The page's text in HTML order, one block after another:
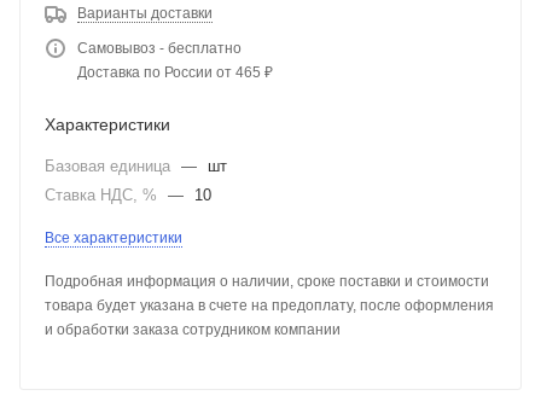
Варианты доставки
Самовывоз - бесплатно
Доставка по России от 465 ₽
Характеристики
Базовая единица —
шт
Ставка НДС, %
— 10
Все характеристики
Подробная информация о наличии, сроке поставки и стоимости
товара будет указана в счете на предоплату, после оформления
и обработки заказа сотрудником компании